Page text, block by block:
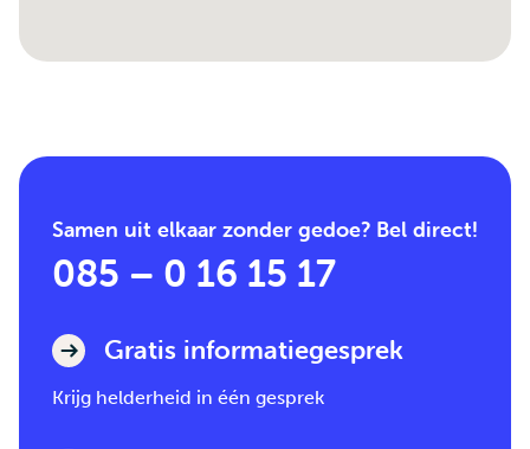
Samen uit elkaar zonder gedoe? Bel direct!
085 – 0 16 15 17
Gratis informatiegesprek
Krijg helderheid in één gesprek